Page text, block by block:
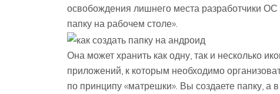
освобождения лишнего места разработчики
папку на рабочем столе».
Она может хранить как одну, так и несколько
приложений, к которым необходимо
по принципу «матрешки». Вы создаете папку,